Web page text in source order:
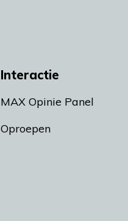
Interactie
MAX Opinie Panel
Oproepen